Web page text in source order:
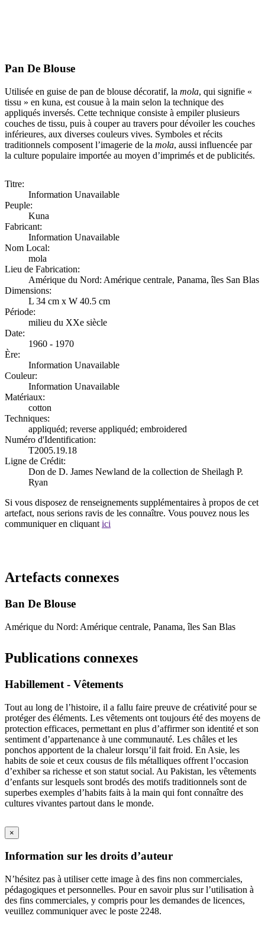
Pan De Blouse
Utilisée en guise de pan de blouse décoratif, la mola, qui signifie «
tissu » en kuna, est cousue à la main selon la technique des
appliqués inversés. Cette technique consiste à empiler plusieurs
couches de tissu, puis à couper au travers pour dévoiler les couches
inférieures, aux diverses couleurs vives. Symboles et récits
traditionnels composent l’imagerie de la mola, aussi influencée par
la culture populaire importée au moyen d’imprimés et de publicités.
Titre:
Information Unavailable
Peuple:
Kuna
Fabricant:
Information Unavailable
Nom Local:
mola
Lieu de Fabrication:
Amérique du Nord: Amérique centrale, Panama, îles San Blas
Dimensions:
L 34 cm x W 40.5 cm
Période:
milieu du XXe siècle
Date:
1960 - 1970
Ère:
Information Unavailable
Couleur:
Information Unavailable
Matériaux:
cotton
Techniques:
appliquéd; reverse appliquéd; embroidered
Numéro d'Identification:
T2005.19.18
Ligne de Crédit:
Don de D. James Newland de la collection de Sheilagh P.
Ryan
Si vous disposez de renseignements supplémentaires à propos de cet
artefact, nous serions ravis de les connaître. Vous pouvez nous les
communiquer en cliquant ici
Artefacts connexes
Ban De Blouse
Amérique du Nord: Amérique centrale, Panama, îles San Blas
Publications connexes
Habillement - Vêtements
Tout au long de l’histoire, il a fallu faire preuve de créativité pour se
protéger des éléments. Les vêtements ont toujours été des moyens de
protection efficaces, permettant en plus d’affirmer son identité et son
sentiment d’appartenance à une communauté. Les châles et les
ponchos apportent de la chaleur lorsqu’il fait froid. En Asie, les
habits de soie et ceux cousus de fils métalliques offrent l’occasion
d’exhiber sa richesse et son statut social. Au Pakistan, les vêtements
d’enfants sur lesquels sont brodés des motifs traditionnels sont de
superbes exemples d’habits faits à la main qui font connaître des
cultures vivantes partout dans le monde.
×
Information sur les droits d’auteur
N’hésitez pas à utiliser cette image à des fins non commerciales,
pédagogiques et personnelles. Pour en savoir plus sur l’utilisation à
des fins commerciales, y compris pour les demandes de licences,
veuillez communiquer avec le poste 2248.